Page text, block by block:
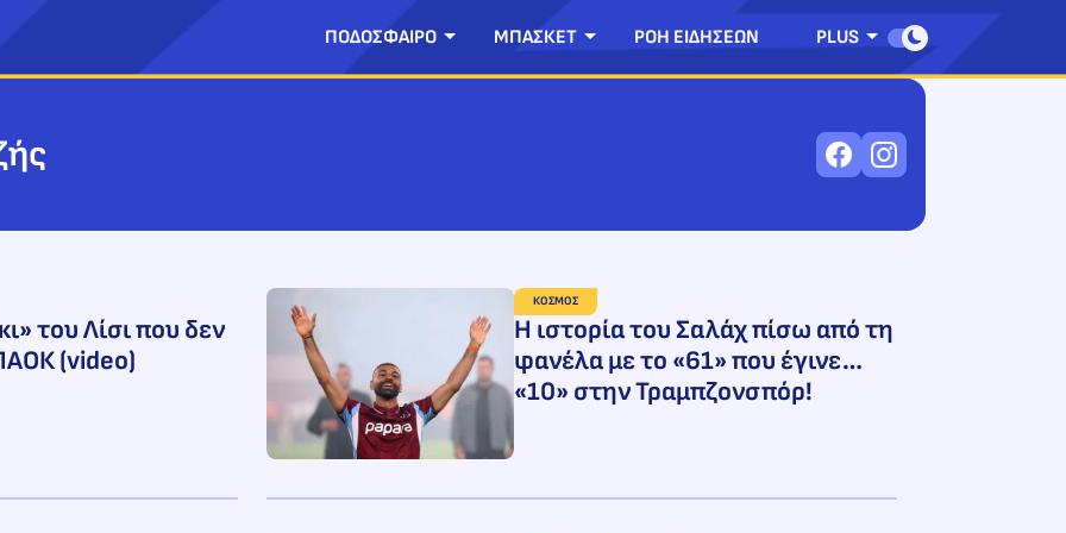
ΠΟΔΟΣΦΑΙΡΟ ΜΠΑΣΚΕΤ ΡΟΗ ΕΙΔΗΣΕΩΝ PLUS
του Λίσι που δεν
(video)
ΚΟΣΜΟΣ
Η ιστορία του Σαλάχ πίσω από τη
φανέλα με το «61» που έγινε…
«10» στην Τραμπζονσπόρ!